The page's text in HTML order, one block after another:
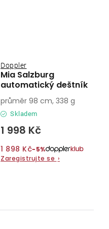
Mia Salzburg
automatický deštník
Doppler
Skladem
1 998 Kč
1 898 Kč−5%
Zaregistrujte se ›
průměr 98 cm, 338 g